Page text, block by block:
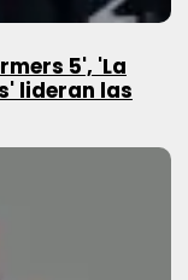
5', 'La
lideran las